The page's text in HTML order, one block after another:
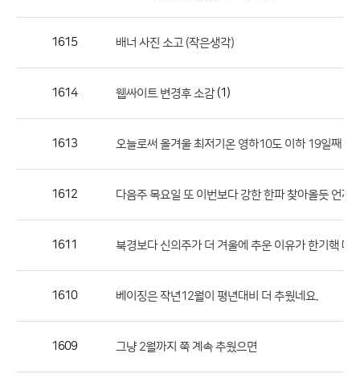
론
호,
록
1615 배너 사진 소고 (작은생각)
1614 웹싸이트 변경후 소감(1)
1613 오늘로써 올겨울 최저기온 영하10도 이하 19일째
1612 다음주 목요일 또 이번보다 강한 한파 찾아올듯 언제
1611 북경보다 신의주가 더 겨울에 추운 이유가 한기핵 때
1610 베이징은 작년12월이 평년대비 더 추웠네요.
1609 그냥 2월까지 쭉 계속 추웠으면